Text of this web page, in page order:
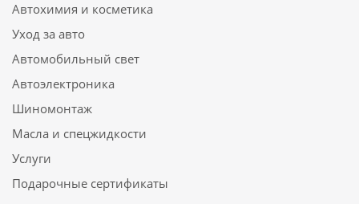
Автохимия и косметика
Уход за авто
Автомобильный свет
Автоэлектроника
Шиномонтаж
Масла и спецжидкости
Услуги
Подарочные сертификаты